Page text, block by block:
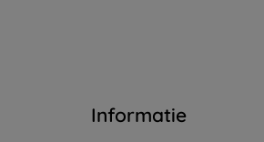
Informatie